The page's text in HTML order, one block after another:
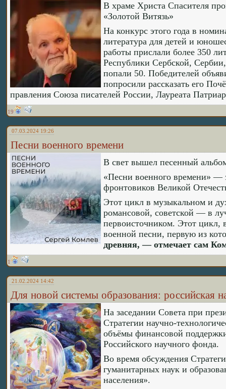
В храме Христа Спасителя
«Золотой Витязь»
На конкурс этого года в
литература для детей и
работы прислали более 350
Республики Сербской,
попали 50. Победителей
попросили рассказать его
правления Союза писателей России, Лауреата
19
07.03.2024 19:26
Песни военного времени
В свет вышел песенный
«Песни военного времени» —
фронтовиков Великой
Этот цикл в музыкальном и
романсовой, советской — в
первоисточником. Этот цикл,
военной песни, первую из
древняя, — отмечает сам
1
21.02.2024 14:42
Для новой системы образования: российская
На заседании Совета при
Стратегии научно-
объёмы финансовой
Российского научного фонда.
Во время обсуждения
гуманитарных наук и
населения».